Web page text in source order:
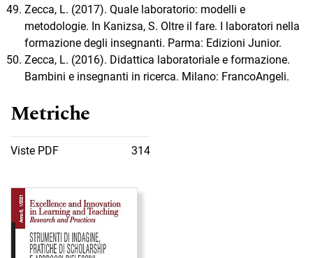
Zecca, L. (2017). Quale laboratorio: modelli e
metodologie. In Kanizsa, S. Oltre il fare. I laboratori nella
formazione degli insegnanti. Parma: Edizioni Junior.
Zecca, L. (2016). Didattica laboratoriale e formazione.
Bambini e insegnanti in ricerca. Milano: FrancoAngeli.
Metriche
Viste PDF 314
Immagine di copertina